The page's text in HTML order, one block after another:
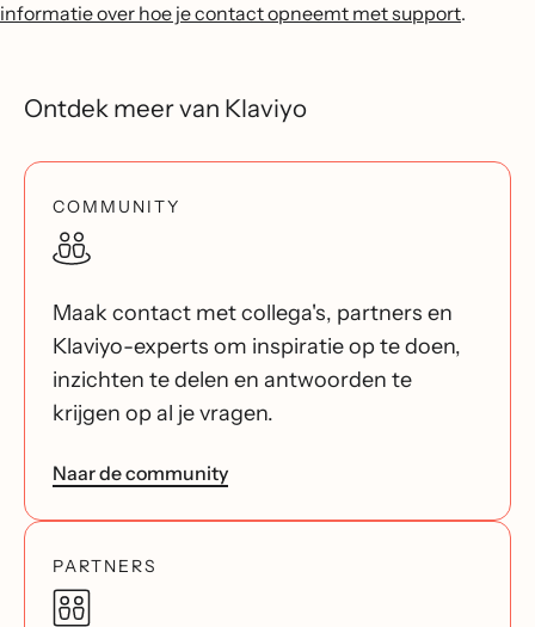
informatie over hoe je contact opneemt met support.
Ontdek meer van Klaviyo
COMMUNITY
Maak contact met collega's, partners en
Klaviyo-experts om inspiratie op te doen,
inzichten te delen en antwoorden te
krijgen op al je vragen.
Naar de community
PARTNERS